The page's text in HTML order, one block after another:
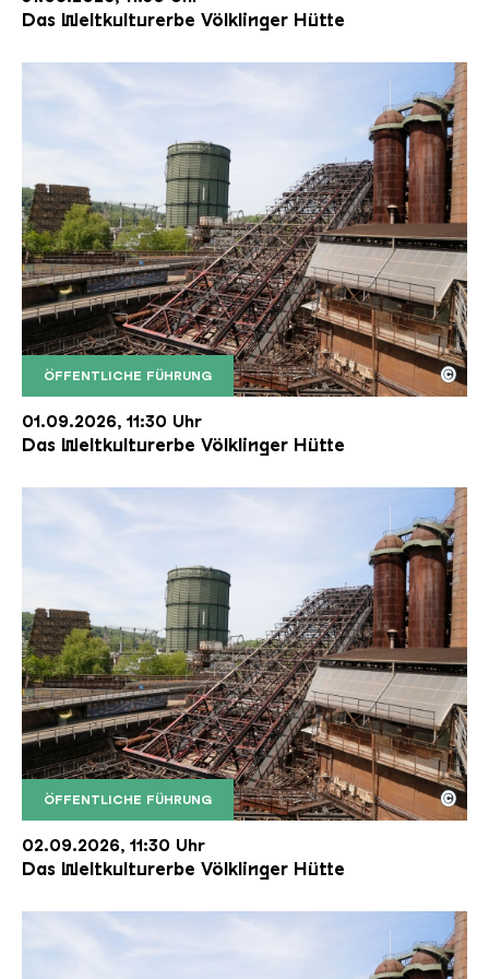
Das Weltkulturerbe Völklinger Hütte
ÖFFENTLICHE FÜHRUNG
Der Erzschrägaufzug der Völklinger Hütte mit
Copyright: Weltkulturerbe Völklinger Hütte | Karl
©
01.09.2026, 11:30 Uhr
Das Weltkulturerbe Völklinger Hütte
ÖFFENTLICHE FÜHRUNG
Der Erzschrägaufzug der Völklinger Hütte mit
Copyright: Weltkulturerbe Völklinger Hütte | Karl
©
02.09.2026, 11:30 Uhr
Das Weltkulturerbe Völklinger Hütte